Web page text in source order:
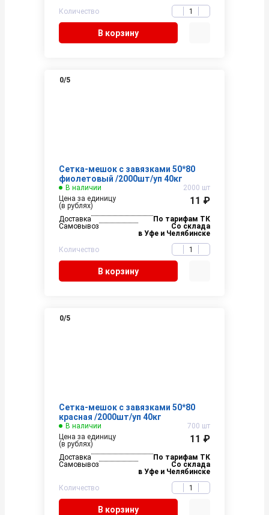
Количество
В корзину
0/5
Сетка-мешок с завязками 50*80
фиолетовый /2000шт/уп 40кг
В наличии
2000 шт
Цена за единицу
(в рублях)
11 ₽
Доставка
По тарифам ТК
Самовывоз
Со склада
в Уфе и Челябинске
Количество
В корзину
0/5
Сетка-мешок с завязками 50*80
красная /2000шт/уп 40кг
В наличии
700 шт
Цена за единицу
(в рублях)
11 ₽
Доставка
По тарифам ТК
Самовывоз
Со склада
в Уфе и Челябинске
Количество
В корзину